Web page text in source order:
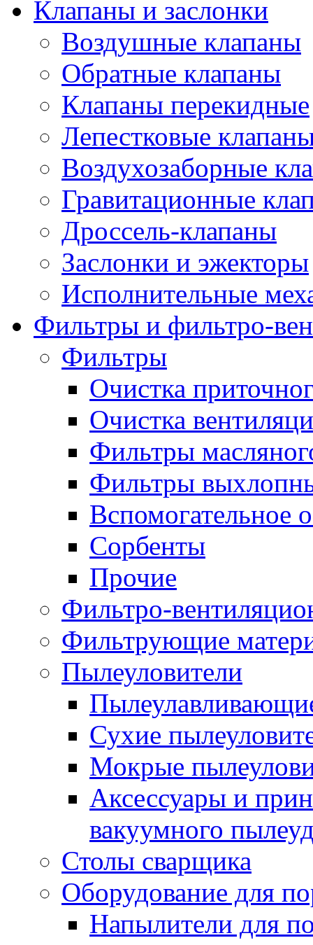
Клапаны и заслонки
Воздушные клапаны
Обратные клапаны
Клапаны перекидные
Лепестковые
Воздухозаборные
Гравитационные
Дроссель-клапаны
Заслонки и эжекторы
Исполнительные
Фильтры и фильтро-
Фильтры
Очистка
Очистка
Фильтры
Фильтры
Вспомогательное
Сорбенты
Прочие
Фильтро-
Фильтрующие
Пылеуловители
Сухие
Мокрые
Аксессуары и
вакуумного
Столы сварщика
Оборудование для
Напылители для